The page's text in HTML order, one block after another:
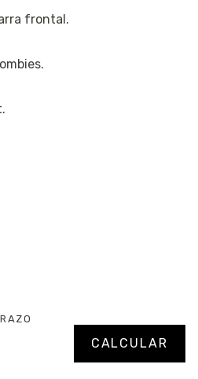
frontal.
Alterar CEP
CALCULAR